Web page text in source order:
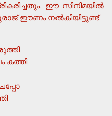
ഈ സിനിമയില്‍
ഈണം നല്‍കിയിട്ടുണ്ട്.
കത്തി